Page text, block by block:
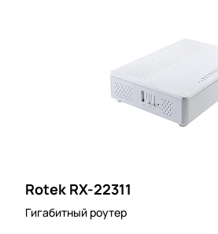
Rotek RX-22311
Гигабитный роутер